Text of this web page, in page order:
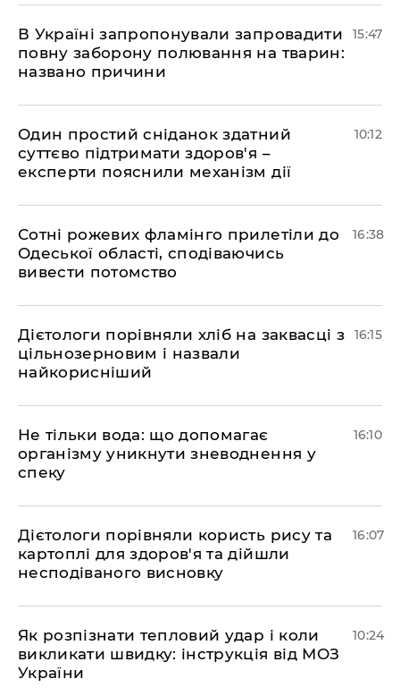
В Україні запропонували запровадити
повну заборону полювання на тварин:
названо причини
15:47
Один простий сніданок здатний
суттєво підтримати здоров'я –
експерти пояснили механізм дії
10:12
Сотні рожевих фламінго прилетіли до
Одеської області, сподіваючись
вивести потомство
16:38
Дієтологи порівняли хліб на заквасці з
цільнозерновим і назвали
найкорисніший
16:15
Не тільки вода: що допомагає
організму уникнути зневоднення у
спеку
16:10
Дієтологи порівняли користь рису та
картоплі для здоров'я та дійшли
несподіваного висновку
16:07
Як розпізнати тепловий удар і коли
викликати швидку: інструкція від МОЗ
України
10:24